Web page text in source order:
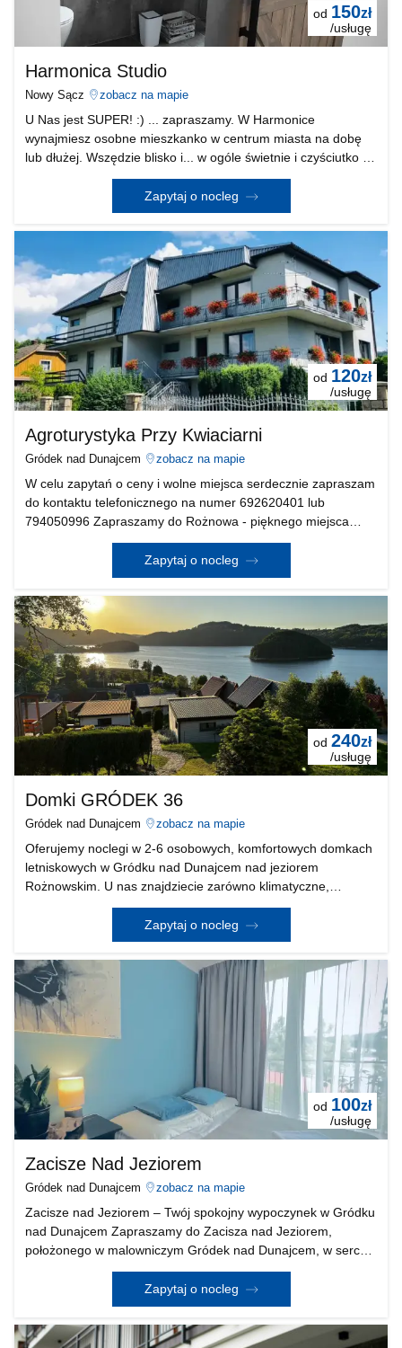
od 150zł
/usługę
Harmonica Studio
Nowy Sącz zobacz na mapie
U Nas jest SUPER! :) ... zapraszamy. W Harmonice
wynajmiesz osobne mieszkanko w centrum miasta na dobę
lub dłużej. Wszędzie blisko i... w ogóle świetnie i czyściutko :)
Idealne dla trenerów, przedstawicieli handlowych, nauczycieli,
uczestników odbywających się w Naszym
Zapytaj o nocleg
od 120zł
/usługę
Agroturystyka Przy Kwiaciarni
Gródek nad Dunajcem zobacz na mapie
W celu zapytań o ceny i wolne miejsca serdecznie zapraszam
do kontaktu telefonicznego na numer 692620401 lub
794050996 Zapraszamy do Rożnowa - pięknego miejsca
wśród gór, lasów i jezior, idealne na wypoczynek, oraz
ucieczkę od codzienności.. Bo czego chcieć więcej ?! A
Zapytaj o nocleg
od 240zł
/usługę
Domki GRÓDEK 36
Gródek nad Dunajcem zobacz na mapie
Oferujemy noclegi w 2-6 osobowych, komfortowych domkach
letniskowych w Gródku nad Dunajcem nad jeziorem
Rożnowskim. U nas znajdziecie zarówno klimatyczne,
kameralne domki dwuosobowe, jak i te większe, które
pomieszczą do 6 osób. Wszystkie znajdują się na wzniesieniu
Zapytaj o nocleg
od 100zł
/usługę
Zacisze Nad Jeziorem
Gródek nad Dunajcem zobacz na mapie
Zacisze nad Jeziorem – Twój spokojny wypoczynek w Gródku
nad Dunajcem Zapraszamy do Zacisza nad Jeziorem,
położonego w malowniczym Gródek nad Dunajcem, w sercu
regionu Pogórze Rożnowskie, tuż nad brzegiem Jezioro
Rożnowskie. 🌿 Tylko 20 metrów do jeziora! Wystarczy krót
Zapytaj o nocleg